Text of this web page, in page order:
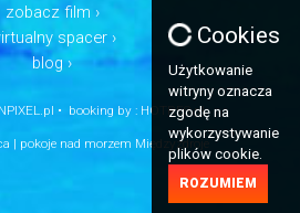
zobacz film ›
spacer ›
blog ›
• booking by : HOTRES.pl
| pokoje nad morzem Międzyzdroje
Cookies
Użytkowanie
witryny oznacza
zgodę na
wykorzystywanie
plików cookie.
ROZUMIEM